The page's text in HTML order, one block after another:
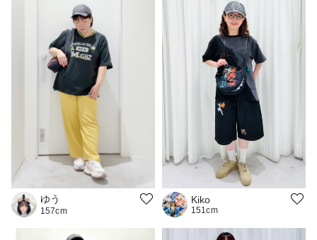
ゆう
157cm
Kiko
151cm